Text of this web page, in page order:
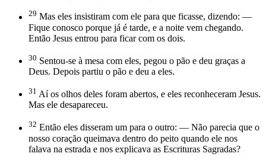
29 Mas eles insistiram com ele para que ficasse, dizendo: —
Fique conosco porque já é tarde, e a noite vem chegando.
Então Jesus entrou para ficar com os dois.
30 Sentou-se à mesa com eles, pegou o pão e deu graças a
Deus. Depois partiu o pão e deu a eles.
31 Aí os olhos deles foram abertos, e eles reconheceram Jesus.
Mas ele desapareceu.
32 Então eles disseram um para o outro: — Não parecia que o
nosso coração queimava dentro do peito quando ele nos
falava na estrada e nos explicava as Escrituras Sagradas?